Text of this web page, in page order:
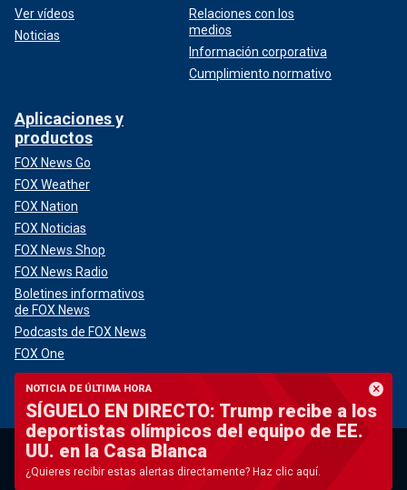
NOTICIA DE ÚLTIMA HORA
SÍGUELO EN DIRECTO: Trump recibe a los
deportistas olímpicos del equipo de EE.
UU. en la Casa Blanca
¿Quieres recibir estas alertas directamente? Haz clic aquí.
Ver vídeos
Noticias
Relaciones con los
medios
Información corporativa
Cumplimiento normativo
Aplicaciones y
productos
FOX News Go
FOX Weather
FOX Nation
FOX Noticias
FOX News Shop
FOX News Radio
Boletines informativos
de FOX News
Podcasts de FOX News
FOX One
EE. UU.
Crimen en Blue City
Radicales universitarios
Crisis fronteriza
Donald
Senado
Casa